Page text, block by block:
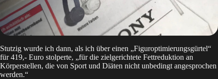
Stutzig wurde ich dann, als ich über einen „Figuroptimierungsgürtel“
für 419,- Euro stolperte, „für die zielgerichtete Fettreduktion an
Körperstellen, die von Sport und Diäten nicht unbedingt angesprochen
werden.“